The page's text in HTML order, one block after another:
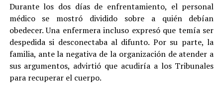
Durante los dos días de enfrentamiento, el personal
médico se mostró dividido sobre a quién debían
obedecer. Una enfermera incluso expresó que temía ser
despedida si desconectaba al difunto. Por su parte, la
familia, ante la negativa de la organización de atender a
sus argumentos, advirtió que acudiría a los Tribunales
para recuperar el cuerpo.